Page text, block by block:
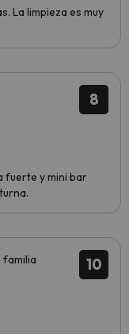
La limpieza es muy
8
fuerte y mini bar
10
familia